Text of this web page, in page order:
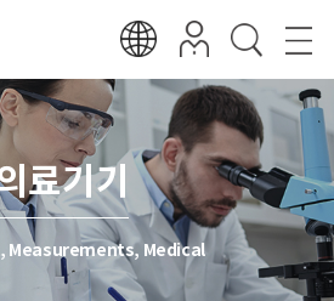
료기기
Measurements, Medical